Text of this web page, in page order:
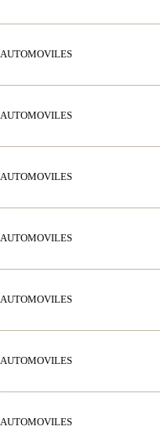
AUTOMOVILES
AUTOMOVILES
AUTOMOVILES
AUTOMOVILES
AUTOMOVILES
AUTOMOVILES
AUTOMOVILES